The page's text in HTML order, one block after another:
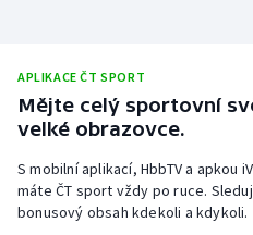
Veslování
Vodní slalom
Volejbal
Ostatní
APLIKACE ČT SPORT
Mějte celý sportovní
velké obrazovce.
S mobilní aplikací, HbbTV a apkou
máte ČT sport vždy po ruce.
bonusový obsah kdekoli a kdykoli.